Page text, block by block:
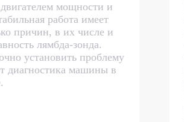
мощности и
работа имеет
причин, в их числе и
лямбда-зонда.
установить проблему
диагностика машины в